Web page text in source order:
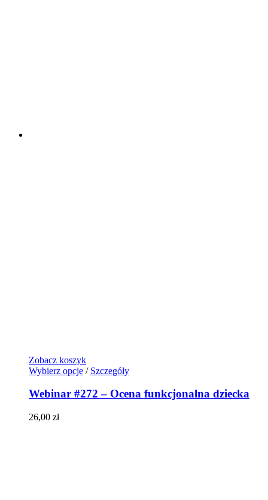
Zobacz koszyk
Wybierz opcje / Szczegóły
Webinar #272 – Ocena funkcjonalna dziecka
26,00 zł